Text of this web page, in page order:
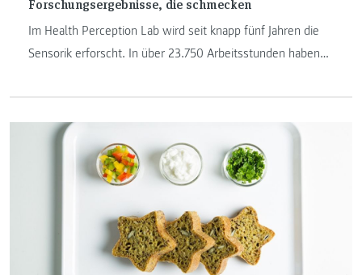
Forschungsergebnisse, die schmecken
Im Health Perception Lab wird seit knapp fünf Jahren die
Sensorik erforscht. In über 23.750 Arbeitsstunden haben
Aufklärungsarbeit rund um Ernährung und Wahrnehmung
vom Kindergarten bis zum Altenheim betrieben.